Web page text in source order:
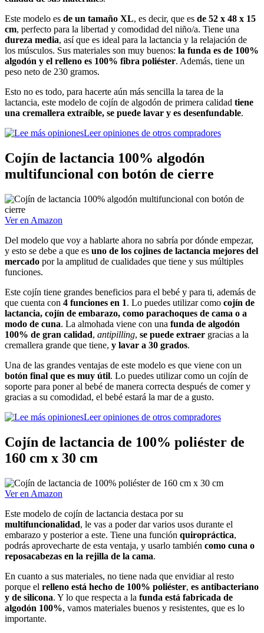
Este modelo es de un tamaño XL, es decir, que es de 52 x 48 x 15
cm, perfecto para la libertad y comodidad del niño/a. Tiene una
dureza media, así que es ideal para la lactancia y la relajación de
los músculos. Sus materiales son muy buenos: la funda es de 100%
algodón y el relleno es 100% fibra poliéster. Además, tiene un
peso neto de 230 gramos.
Esto no es todo, para hacerte aún más sencilla la tarea de la
lactancia, este modelo de cojín de algodón de primera calidad tiene
una cremallera extraíble, se puede lavar y es desenfundable.
Leer opiniones de otros compradores
Cojín de lactancia 100% algodón
multifuncional con botón de cierre
Ver en Amazon
Del modelo que voy a hablarte ahora no sabría por dónde empezar,
y esto se debe a que es uno de los cojines de lactancia mejores del
mercado por la amplitud de cualidades que tiene y sus múltiples
funciones.
Este cojín tiene grandes beneficios para el bebé y para ti, además de
que cuenta con 4 funciones en 1. Lo puedes utilizar como cojín de
lactancia, cojín de embarazo, como parachoques de cama o a
modo de cuna. La almohada viene con una funda de algodón
100% de gran calidad, antipilling, se puede extraer gracias a la
cremallera grande que tiene, y lavar a 30 grados.
Una de las grandes ventajas de este modelo es que viene con un
botón final que es muy útil. Lo puedes utilizar como un cojín de
soporte para poner al bebé de manera correcta después de comer y
gracias a su comodidad, el bebé estará la mar de a gusto.
Leer opiniones de otros compradores
Cojín de lactancia de 100% poliéster de
160 cm x 30 cm
Ver en Amazon
Este modelo de cojín de lactancia destaca por su
multifuncionalidad, le vas a poder dar varios usos durante el
embarazo y posterior a este. Tiene una función quiropráctica,
podrás aprovecharte de esta ventaja, y usarlo también como cuna o
reposacabezas en la rejilla de la cama.
En cuanto a sus materiales, no tiene nada que envidiar al resto
porque el relleno está hecho de 100% poliéster, es antibacteriano
y de silicona. Y lo que respecta a la funda está fabricada de
algodón 100%, vamos materiales buenos y resistentes, que es lo
importante.